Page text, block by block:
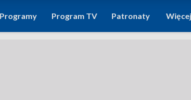
Programy Program TV Patronaty Więcej